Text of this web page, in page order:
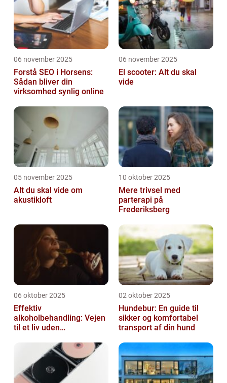
06 november 2025
Forstå SEO i Horsens:
Sådan bliver din
virksomhed synlig online
06 november 2025
El scooter: Alt du skal
vide
05 november 2025
Alt du skal vide om
akustikloft
10 oktober 2025
Mere trivsel med
parterapi på
Frederiksberg
06 oktober 2025
Effektiv
alkoholbehandling: Vejen
til et liv uden
02 oktober 2025
Hundebur: En guide til
sikker og komfortabel
transport af din hund